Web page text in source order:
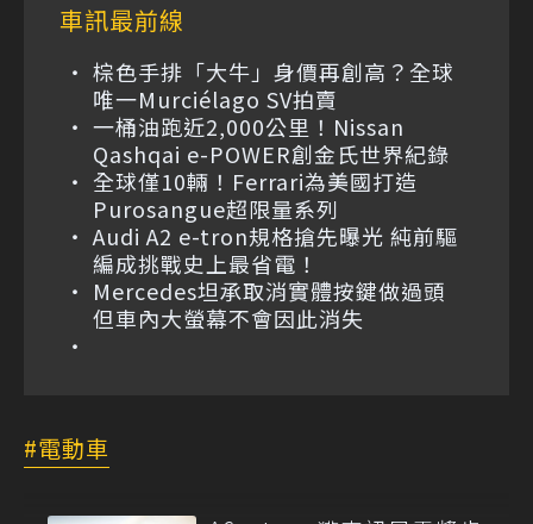
車訊最前線
棕色手排「大牛」身價再創高？全球
唯一Murciélago SV拍賣
一桶油跑近2,000公里！Nissan
Qashqai e-POWER創金氏世界紀錄
全球僅10輛！Ferrari為美國打造
Purosangue超限量系列
Audi A2 e-tron規格搶先曝光 純前驅
編成挑戰史上最省電！
Mercedes坦承取消實體按鍵做過頭
但車內大螢幕不會因此消失
電動車